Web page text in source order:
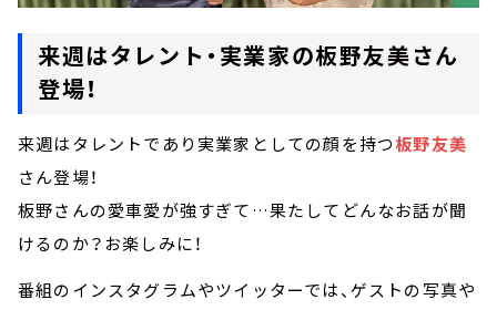
来週はタレント・実業家の板野友美さん
登場！
来週はタレントであり実業家としての顔を持つ板野友美
さん登場！
板野さんの愛車愛が強すぎて…果たしてどんなお話が聞
けるのか？お楽しみに！
番組のインスタグラムやツイッターでは、ゲストの写真や